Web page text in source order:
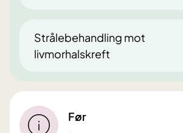
Strålebehandling mot
livmorhalskreft
Før